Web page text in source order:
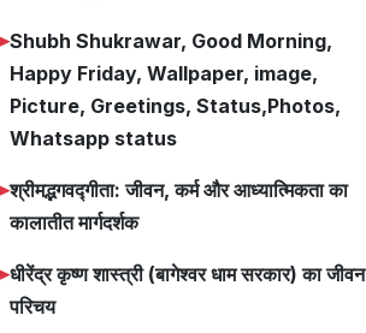
Shubh Shukrawar, Good Morning,
Happy Friday, Wallpaper, image,
Picture, Greetings, Status,Photos,
Whatsapp status
श्रीमद्भगवद्गीता: जीवन, कर्म और आध्यात्मिकता का
कालातीत मार्गदर्शक
धीरेंद्र कृष्ण शास्त्री (बागेश्वर धाम सरकार) का जीवन
परिचय